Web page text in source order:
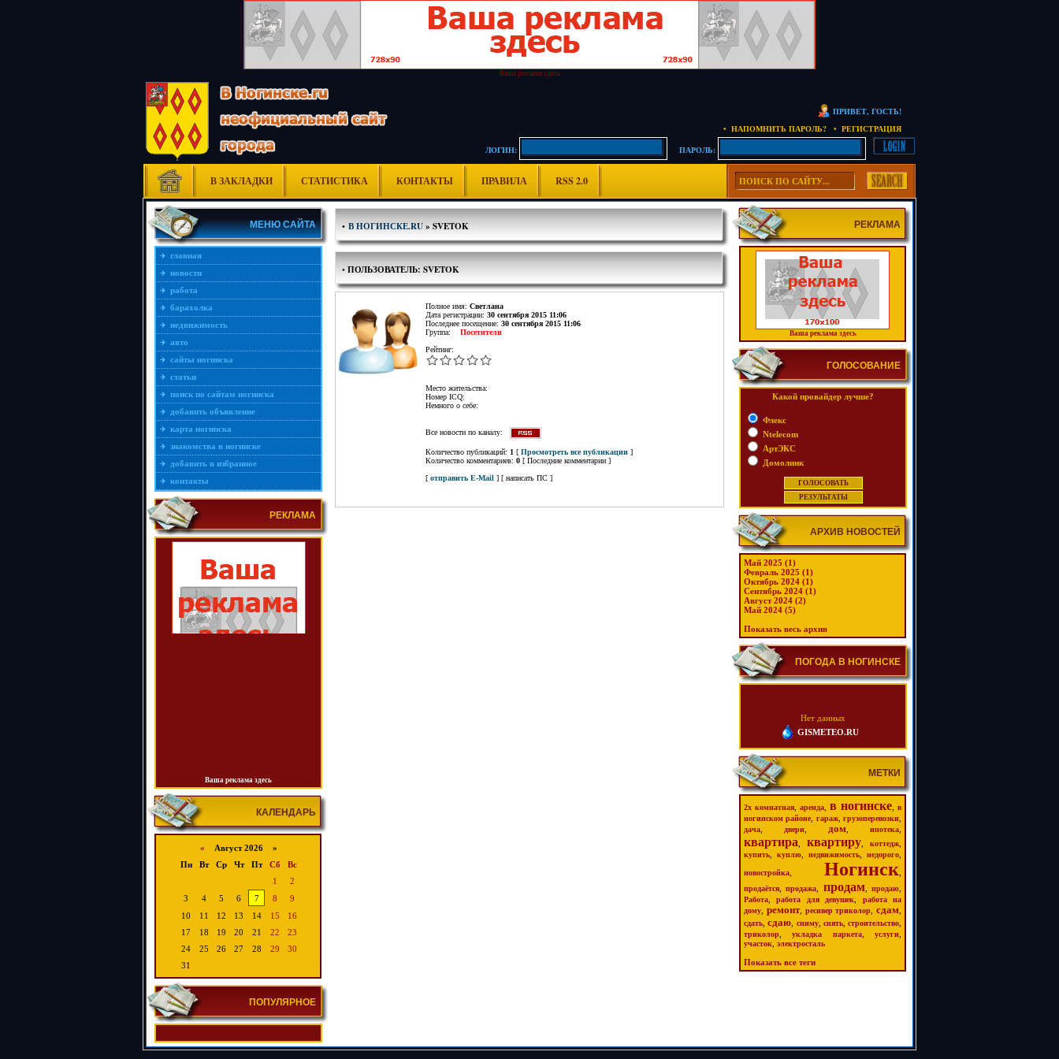
Ваша реклама здесь
ПРИВЕТ, ГОСТЬ!
• НАПОМНИТЬ ПАРОЛЬ?
• РЕГИСТРАЦИЯ
ЛОГИН:
ПАРОЛЬ:
В ЗАКЛАДКИ СТАТИСТИКА КОНТАКТЫ ПРАВИЛА RSS 2.0
МЕНЮ САЙТА
главная
новости
работа
барахолка
недвижимость
авто
сайты ногинска
статьи
поиск по сайтам ногинска
добавить объявление
карта ногинска
знакомства в ногинске
добавить в избранное
контакты
РЕКЛАМА
Ваша реклама здесь
КАЛЕНДАРЬ
« Август 2026 »
Пн
Вт Ср Чт Пт Сб
Вс
1
2
3
4 5 6 7 8
9
10
11 12 13 14 15
16
17
18 19 20 21 22
23
24
25 26 27 28 29
30
31
ПОПУЛЯРНОЕ
• В НОГИНСКЕ.RU» SVETOK
• ПОЛЬЗОВАТЕЛЬ: SVETOK
Полное имя: Светлана
Дата регистрации: 30 сентября 2015 11:06
Последнее посещение: 30 сентября 2015 11:06
Группа: Посетители
Рейтинг:
Место жительства:
Номер ICQ:
Немного о себе:
Все новости по каналу:
Количество публикаций: 1 [ Просмотреть все публикации ]
Количество комментариев: 0 [ Последние комментарии ]
[ отправить E-Mail ] [ написать ПС ]
РЕКЛАМА
Ваша реклама здесь
ГОЛОСОВАНИЕ
Какой провайдер лучше?
Флекс
Ntelecom
АртЭКС
Домолинк
АРХИВ НОВОСТЕЙ
Май 2025 (1)
Февраль 2025 (1)
Октябрь 2024 (1)
Сентябрь 2024 (1)
Август 2024 (2)
Май 2024 (5)
Показать весь архив
ПОГОДА В НОГИНСКЕ
Нет данных
GISMETEO.RU
МЕТКИ
2х комнатная аренда в ногинске
в
ногинском районе
гараж,грузоперевозки
дача двери дом ипотека
квартира квартиру коттедж
купить куплю недвижимость недорого
новостройка Ногинск
продаётся ,продажа продам,продаю
Работа ,работа для девушек
работа на
дому
ремонт, ресивер триколор сдам
сдать ,сдаю сниму, снять, строительство
триколор ,укладка паркета,услуги
участок электросталь
Показать все теги